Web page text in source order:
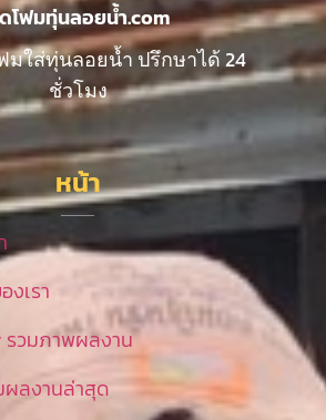
โฟมทุ่นลอยน้ำ.com
ใส่ทุ่นลอยน้ำ ปรึกษาได้ 24
ชั่วโมง
หน้า
งเรา
รวมภาพผลงาน
ผลงานล่าสุด